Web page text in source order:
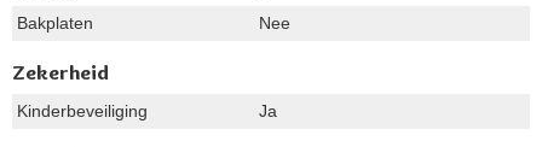
Bakplaten
Nee
Zekerheid
Kinderbeveiliging Ja